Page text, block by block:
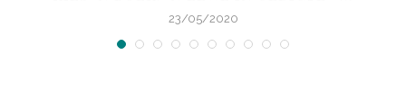
23/05/2020